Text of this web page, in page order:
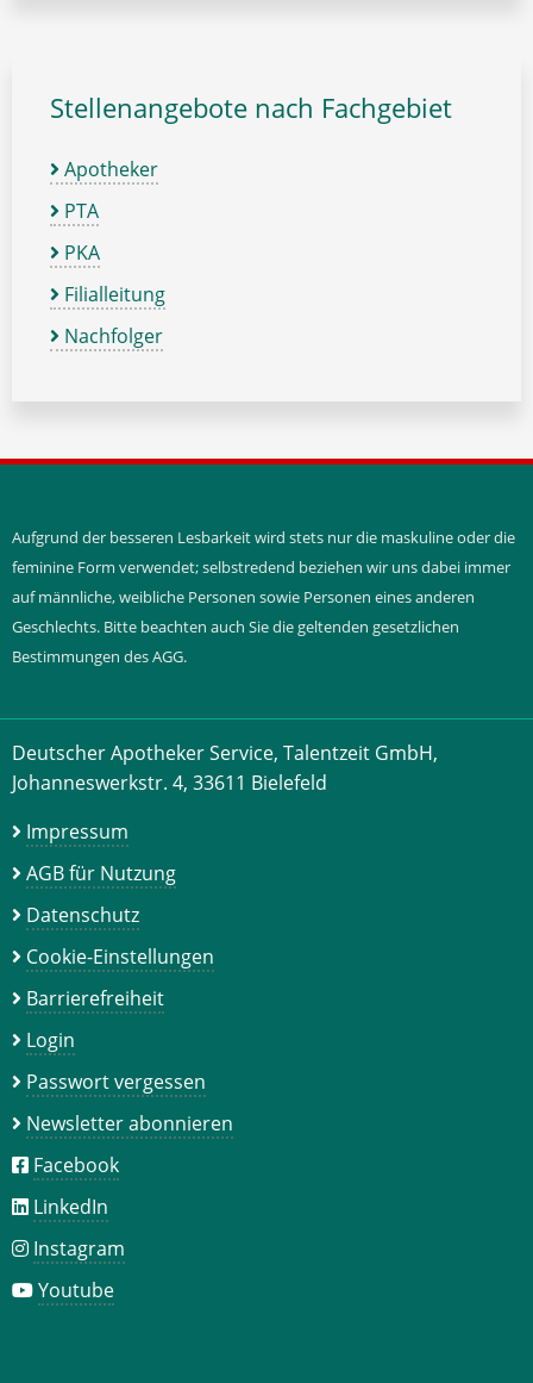
Stellenangebote nach Fachgebiet
Apotheker
PTA
PKA
Filialleitung
Nachfolger
Aufgrund der besseren Lesbarkeit wird stets nur die maskuline oder die
feminine Form verwendet; selbstredend beziehen wir uns dabei immer
auf männliche, weibliche Personen sowie Personen eines anderen
Geschlechts. Bitte beachten auch Sie die geltenden gesetzlichen
Bestimmungen des AGG.
Deutscher Apotheker Service, Talentzeit GmbH,
Johanneswerkstr. 4, 33611 Bielefeld
Impressum
AGB für Nutzung
Datenschutz
Cookie-Einstellungen
Barrierefreiheit
Login
Passwort vergessen
Newsletter abonnieren
Facebook
LinkedIn
Instagram
Youtube